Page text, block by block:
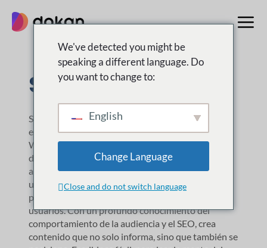
contenido
Sabirah Islam
Sabirah Islam es una destacada redactora y
especialista en marketing de contenidos de
WordPress. Está muy involucrada en el marketing
de contenidos en weDevs y Dokan, donde va más
allá de escribir: descifra las intenciones de los
usuarios. Para ella, el contenido no se trata solo de
palabras; se trata de reflejar lo que buscan los
usuarios. Con un profundo conocimiento del
comportamiento de la audiencia y el SEO, crea
contenido que no solo informa, sino que también se
We've detected you might be
speaking a different language. Do
you want to change to:
English
Change Language
Close and do not switch language